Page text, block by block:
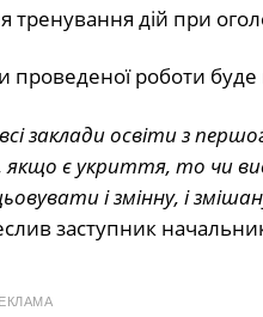
тренування дій при
проведеної роботи
заклади освіти з
є укриття, то чи
і змінну, і
заступник